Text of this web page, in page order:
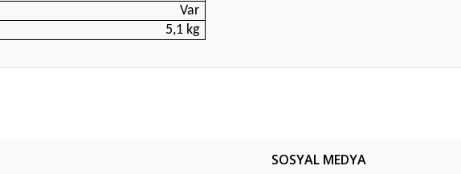
Var
5,1 kg
SOSYAL MEDYA